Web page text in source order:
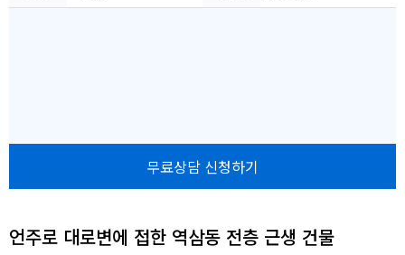
무료상담 신청하기
언주로 대로변에 접한 역삼동 전층 근생 건물